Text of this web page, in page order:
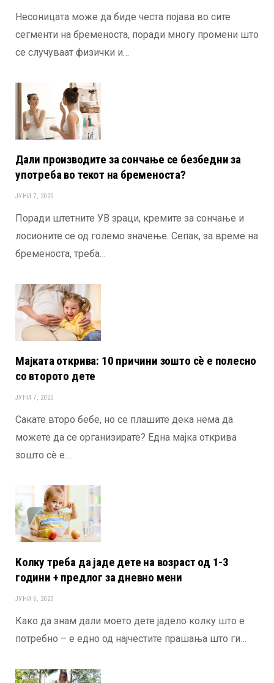
Несоницата може да биде честа појава во сите
сегменти на бременоста, поради многу промени што
се случуваат физички и…
Дали производите за сончање се безбедни за
употреба во текот на бременоста?
ЈУНИ 7, 2020
Поради штетните УВ зраци, кремите за сончање и
лосионите се од големо значење. Сепак, за време на
бременоста, треба…
Мајката открива: 10 причини зошто сè е полесно
со второто дете
ЈУНИ 7, 2020
Сакате второ бебе, но се плашите дека нема да
можете да се организирате? Една мајка открива
зошто сè е…
Колку треба да јаде дете на возраст од 1-3
години + предлог за дневно мени
ЈУНИ 6, 2020
Како да знам дали моето дете јадело колку што е
потребно – е едно од најчестите прашања што ги…